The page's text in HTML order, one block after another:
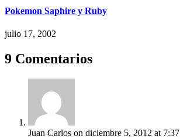
Pokemon Saphire y Ruby
julio 17, 2002
9 Comentarios
Juan Carlos on diciembre 5, 2012 at